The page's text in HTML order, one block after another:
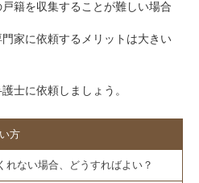
籍を収集することが難しい場合
家に依頼するメリットは大きい
士に依頼しましょう。
方
れない場合、どうすればよい？